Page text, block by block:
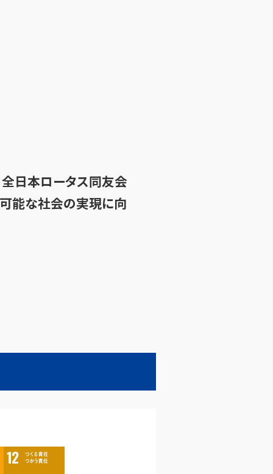
全日本ロータス同友会
能な社会の実現に向